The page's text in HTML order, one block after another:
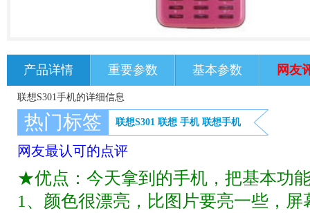
产品详情 重要参数 基本参数 网友
联想S301手机的详细信息
热门标签 联想S301 联想 手机 联想手机
网友最认可的点评
★优点：今天拿到的手机，把基本功
1、颜色很漂亮，比图片要亮一些，